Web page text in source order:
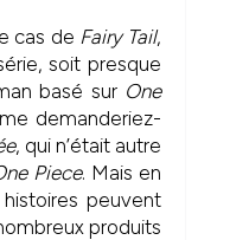
cas de Fairy Tail,
soit presque
basé sur One
demanderiez-
, qui n’était autre
Piece. Mais en
peuvent
produits